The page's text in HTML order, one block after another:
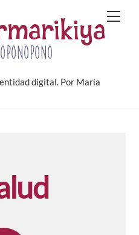
digital. Por María